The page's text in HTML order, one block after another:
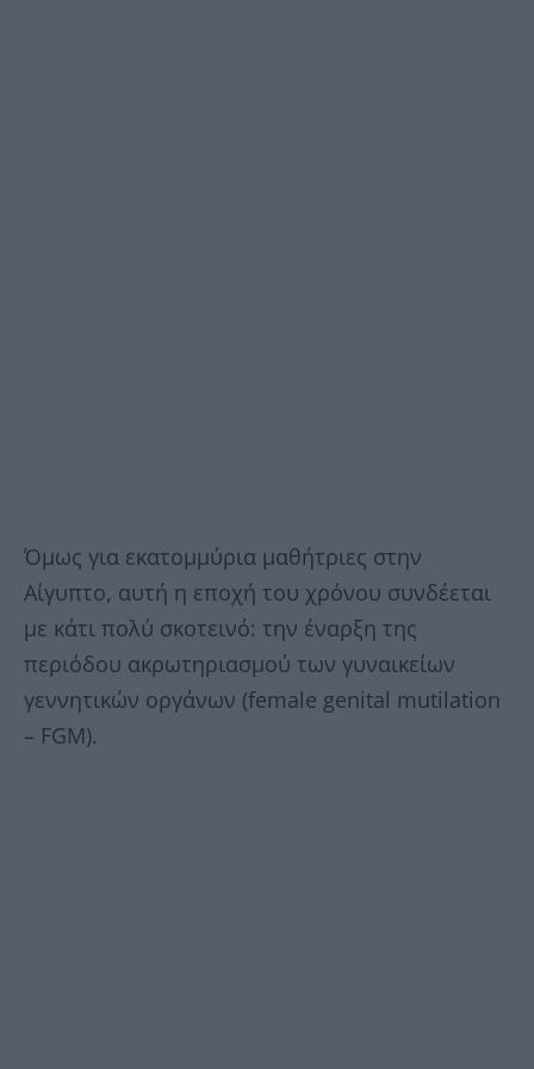
Όμως για εκατομμύρια μαθήτριες στην
Αίγυπτο, αυτή η εποχή του χρόνου συνδέεται
με κάτι πολύ σκοτεινό: την έναρξη της
περιόδου ακρωτηριασμού των γυναικείων
γεννητικών οργάνων (female genital mutilation
– FGM).